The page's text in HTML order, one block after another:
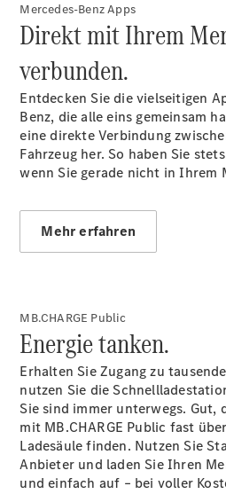
Der neue
elektrische
elektrisch
EQE SUV –
elektrisch
EQS SUV –
elektrisch
Maybach
Der neue
GLB –
elektrisch
Der neue
GLC SUV –
elektrisch
GLC SUV
GLC Coupé
GLE SUV
Mercedes-Benz Apps
Direkt mit Ihrem
verbunden.
Entdecken Sie die vielseitigen
Benz, die alle eins gemeinsam
eine direkte Verbindung
Fahrzeug her. So haben Sie
wenn Sie gerade nicht in Ihrem
Mehr erfahren
MB.CHARGE Public
Energie tanken.
Erhalten Sie Zugang zu
nutzen Sie die
Sie sind immer unterwegs. Gut,
mit MB.CHARGE Public fast
Ladesäule finden. Nutzen Sie
Anbieter und laden Sie Ihren
und einfach auf – bei voller